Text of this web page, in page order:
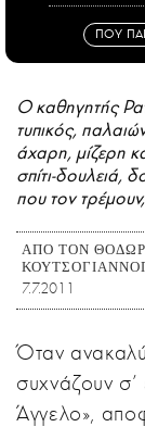
ΠΟΥ
Ο καθηγητής Ρατ
τυπικός,
άχαρη, μίζερη
σπίτι-δουλειά,
που τον
ΑΠΟ ΤΟΝ
7.7.2011
Όταν
συχνάζουν
Άγγελο»,